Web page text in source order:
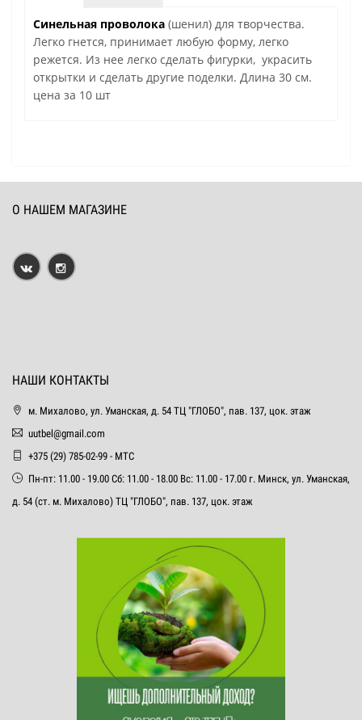
Синельная проволока (шенил) для творчества.
Легко гнется, принимает любую форму, легко
режется. Из нее легко сделать фигурки, украсить
открытки и сделать другие поделки. Длина 30 см.
цена за 10 шт
О НАШЕМ МАГАЗИНЕ
НАШИ КОНТАКТЫ
м. Михалово, ул. Уманская, д. 54 ТЦ "ГЛОБО", пав. 137, цок. этаж
uutbel@gmail.com
+375 (29) 785-02-99 - МТС
Пн-пт: 11.00 - 19.00 Сб: 11.00 - 18.00 Вс: 11.00 - 17.00 г. Минск, ул. Уманская,
д. 54 (ст. м. Михалово) ТЦ "ГЛОБО", пав. 137, цок. этаж